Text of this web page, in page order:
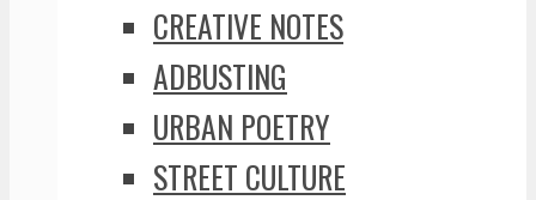
CREATIVE NOTES
ADBUSTING
URBAN POETRY
STREET CULTURE